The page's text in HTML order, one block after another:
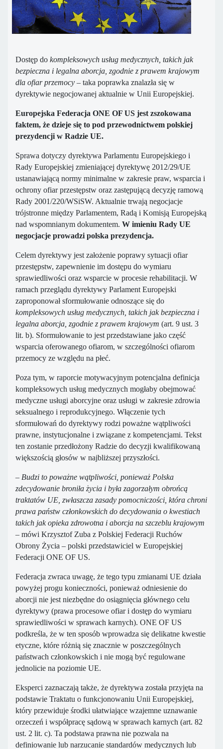
Dostęp do kompleksowych usług medycznych, takich jak
bezpieczna i legalna aborcja, zgodnie z prawem krajowym
dla ofiar przemocy – taka poprawka znalazła się w
dyrektywie negocjowanej aktualnie w Unii Europejskiej.
Europejska Federacja ONE OF US jest zszokowana
faktem, że dzieje się to pod przewodnictwem polskiej
prezydencji w Radzie UE.
Sprawa dotyczy dyrektywa Parlamentu Europejskiego i
Rady Europejskiej zmieniającej dyrektywę 2012/29/UE
ustanawiającą normy minimalne w zakresie praw, wsparcia i
ochrony ofiar przestępstw oraz zastępującą decyzję ramową
Rady 2001/220/WSiSW. Aktualnie trwają negocjacje
trójstronne między Parlamentem, Radą i Komisją Europejską
nad wspomnianym dokumentem. W imieniu Rady UE
negocjacje prowadzi polska prezydencja.
Celem dyrektywy jest założenie poprawy sytuacji ofiar
przestępstw, zapewnienie im dostępu do wymiaru
sprawiedliwości oraz wsparcie w procesie rehabilitacji. W
ramach przeglądu dyrektywy Parlament Europejski
zaproponował sformułowanie odnoszące się do
kompleksowych usług medycznych, takich jak bezpieczna i
legalna aborcja, zgodnie z prawem krajowym (art. 9 ust. 3
lit. b). Sformułowanie to jest przedstawiane jako część
wsparcia oferowanego ofiarom, w szczególności ofiarom
przemocy ze względu na płeć.
Poza tym, w raporcie motywacyjnym potencjalna definicja
kompleksowych usług medycznych mogłaby obejmować
medyczne usługi aborcyjne oraz usługi w zakresie zdrowia
seksualnego i reprodukcyjnego. Włączenie tych
sformułowań do dyrektywy rodzi poważne wątpliwości
prawne, instytucjonalne i związane z kompetencjami. Tekst
ten zostanie przedłożony Radzie do decyzji kwalifikowaną
większością głosów w najbliższej przyszłości.
– Budzi to poważne wątpliwości, ponieważ Polska
zdecydowanie broniła życia i była zagorzałym obrońcą
traktatów UE, zwłaszcza zasady pomocniczości, która chroni
prawa państw członkowskich do decydowania o kwestiach
takich jak opieka zdrowotna i aborcja na szczeblu krajowym
– mówi Krzysztof Zuba z Polskiej Federacji Ruchów
Obrony Życia – polski przedstawiciel w Europejskiej
Federacji ONE OF US.
Federacja zwraca uwagę, że tego typu zmianami UE działa
powyżej progu konieczności, ponieważ odniesienie do
aborcji nie jest niezbędne do osiągnięcia głównego celu
dyrektywy (prawa procesowe ofiar i dostęp do wymiaru
sprawiedliwości w sprawach karnych). ONE OF US
podkreśla, że w ten sposób wprowadza się delikatne kwestie
etyczne, które różnią się znacznie w poszczególnych
państwach członkowskich i nie mogą być regulowane
jednolicie na poziomie UE.
Eksperci zaznaczają także, że dyrektywa została przyjęta na
podstawie Traktatu o funkcjonowaniu Unii Europejskiej,
który przewiduje środki ułatwiające wzajemne uznawanie
orzeczeń i współpracę sądową w sprawach karnych (art. 82
ust. 2 lit. c). Ta podstawa prawna nie pozwala na
definiowanie lub narzucanie standardów medycznych lub